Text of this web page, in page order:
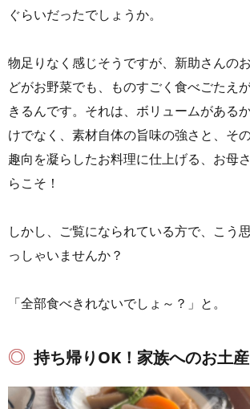
ぐらいだったでしょうか。
物足りなく感じそうですが、新助さんの
どがお野菜でも、ものすごく食べごたえ
きるんです。それは、ボリュームがある
けでなく、素材自体の旨味の強さと、そ
趣向を凝らしたお料理に仕上げる、お母
らこそ！
しかし、ご覧になられている方で、こう
っしゃいませんか？
「全部食べきれないでしょ～？」と。
持ち帰りOK！家族へのお土